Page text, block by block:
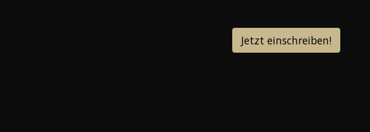
Jetzt einschreiben!